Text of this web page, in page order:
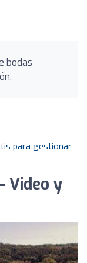
bodas
para gestionar
Video y